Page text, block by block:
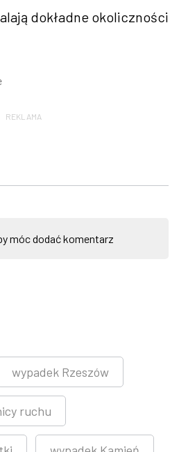
dokładne okoliczności
REKLAMA
móc dodać komentarz
wypadek Rzeszów
ruchu